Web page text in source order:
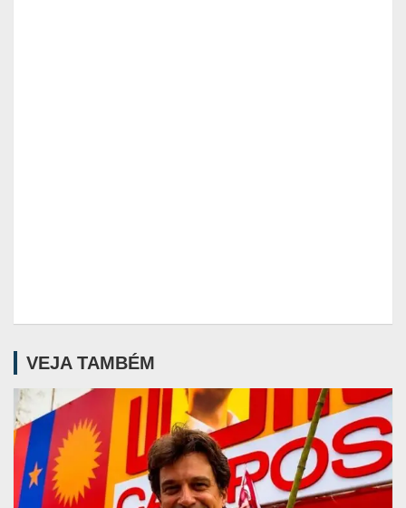
VEJA TAMBÉM